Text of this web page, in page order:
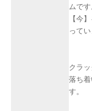
ムです
【今
ってい
クラ
落ち
す。